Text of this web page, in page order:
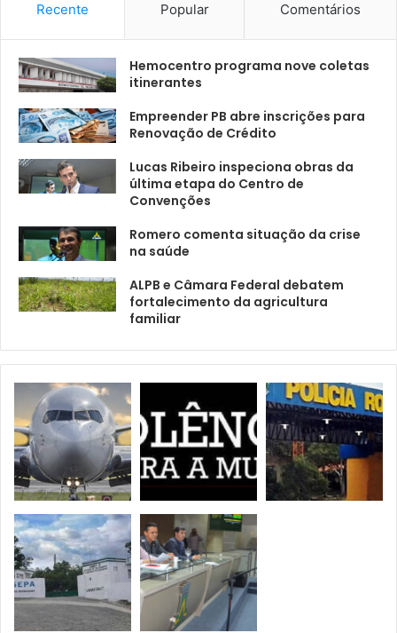
Recente Popular Comentários
Hemocentro programa nove coletas
itinerantes
Empreender PB abre inscrições para
Renovação de Crédito
Lucas Ribeiro inspeciona obras da
última etapa do Centro de
Convenções
Romero comenta situação da crise
na saúde
ALPB e Câmara Federal debatem
fortalecimento da agricultura
familiar